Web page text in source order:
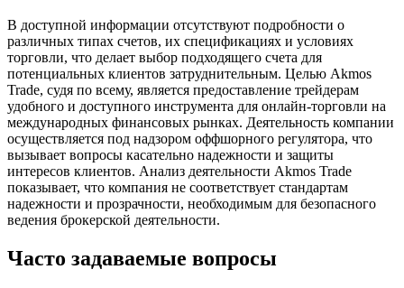
В доступной информации отсутствуют подробности о
различных типах счетов, их спецификациях и условиях
торговли, что делает выбор подходящего счета для
потенциальных клиентов затруднительным. Целью Akmos
Trade, судя по всему, является предоставление трейдерам
удобного и доступного инструмента для онлайн-торговли на
международных финансовых рынках. Деятельность компании
осуществляется под надзором оффшорного регулятора, что
вызывает вопросы касательно надежности и защиты
интересов клиентов. Анализ деятельности Akmos Trade
показывает, что компания не соответствует стандартам
надежности и прозрачности, необходимым для безопасного
ведения брокерской деятельности.
Часто задаваемые вопросы